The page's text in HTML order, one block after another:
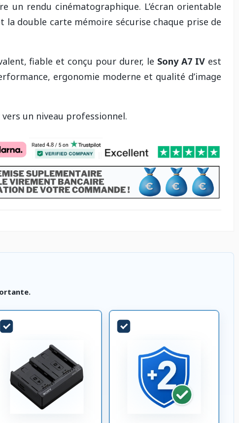
un rendu cinématographique. L’écran orientable
la double carte mémoire sécurise chaque prise de
fiable et conçu pour durer, le Sony A7 IV est
ergonomie moderne et qualité d’image
un niveau professionnel.